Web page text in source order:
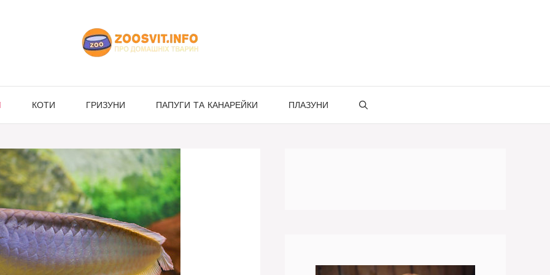
КОТИ ГРИЗУНИ ПАПУГИ ТА КАНАРЕЙКИ ПЛАЗУНИ